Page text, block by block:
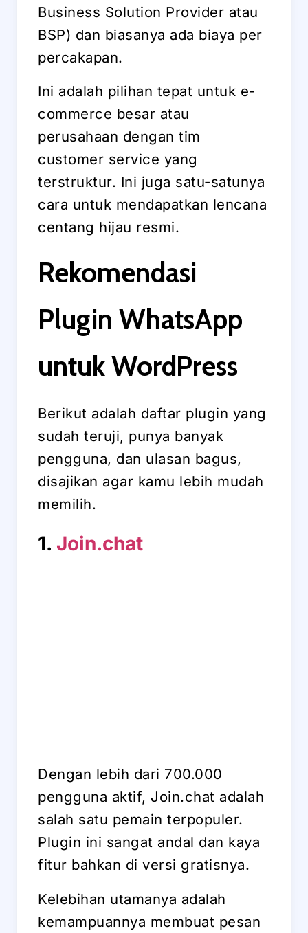
Business Solution Provider atau
BSP) dan biasanya ada biaya per
percakapan.
Ini adalah pilihan tepat untuk e-
commerce besar atau
perusahaan dengan tim
customer service yang
terstruktur. Ini juga satu-satunya
cara untuk mendapatkan lencana
centang hijau resmi.
Rekomendasi
Plugin WhatsApp
untuk WordPress
Berikut adalah daftar plugin yang
sudah teruji, punya banyak
pengguna, dan ulasan bagus,
disajikan agar kamu lebih mudah
memilih.
1. Join.chat
Dengan lebih dari 700.000
pengguna aktif, Join.chat adalah
salah satu pemain terpopuler.
Plugin ini sangat andal dan kaya
fitur bahkan di versi gratisnya.
Kelebihan utamanya adalah
kemampuannya membuat pesan